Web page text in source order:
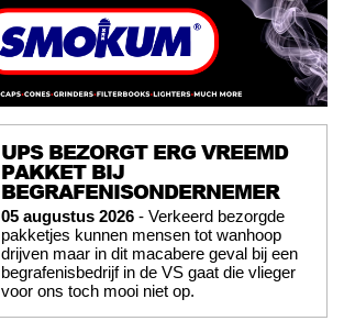
UPS BEZORGT ERG VREEMD
PAKKET BIJ
BEGRAFENISONDERNEMER
05 augustus 2026 - Verkeerd bezorgde
pakketjes kunnen mensen tot wanhoop
drijven maar in dit macabere geval bij een
begrafenisbedrijf in de VS gaat die vlieger
voor ons toch mooi niet op.